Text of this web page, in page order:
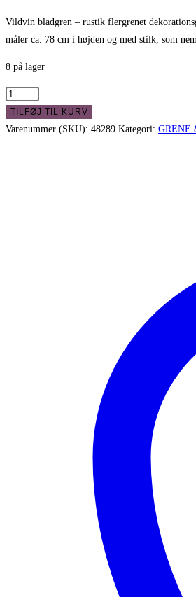
Vildvin bladgren – rustik flergrenet
måler ca. 78 cm i højden og med stilk, som
8 på lager
Vildvin
bladgren
-
TILFØJ TIL KURV
Varenummer (SKU): 48289 Kategori: GRENE